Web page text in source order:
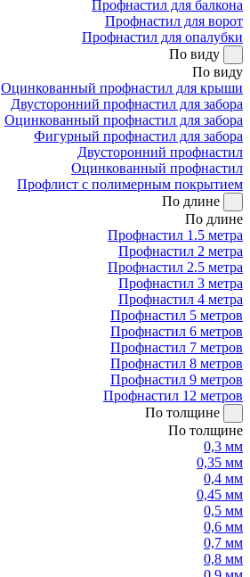
Профнастил для балкона
Профнастил для ворот
Профнастил для опалубки
По виду
По виду
Оцинкованный профнастил для крыши
Двусторонний профнастил для забора
Оцинкованный профнастил для забора
Фигурный профнастил для забора
Двусторонний профнастил
Оцинкованный профнастил
Профлист с полимерным покрытием
По длине
По длине
Профнастил 1.5 метра
Профнастил 2 метра
Профнастил 2.5 метра
Профнастил 3 метра
Профнастил 4 метра
Профнастил 5 метров
Профнастил 6 метров
Профнастил 7 метров
Профнастил 8 метров
Профнастил 9 метров
Профнастил 12 метров
По толщине
По толщине
0,3 мм
0,35 мм
0,4 мм
0,45 мм
0,5 мм
0,6 мм
0,7 мм
0,8 мм